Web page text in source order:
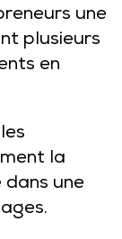
une
plusieurs
en
la
une